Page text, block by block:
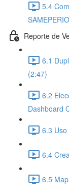
5.4
Reporte de
6.1
(2:47)
6.2
Dashboard
6.3
6.4
6.5